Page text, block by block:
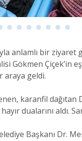
anlamlı bir
Gökmen Çiçek’in
araya geldi.
karanfil
dualarını
Başkanı Dr.